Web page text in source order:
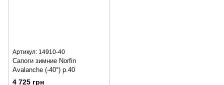
Артикул: 14910-40
Сапоги зимние Norfin
Avalanche (-40°) р.40
4 725 грн